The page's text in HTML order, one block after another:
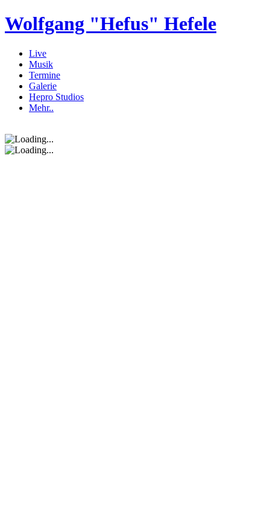
Wolfgang "Hefus" Hefele
Live
Musik
Termine
Galerie
Hepro Studios
Mehr..